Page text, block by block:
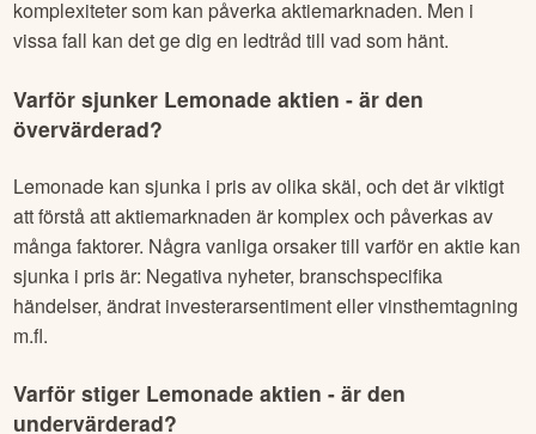
nyheter. Även om nyheter och händelser ofta har en
komplexiteter som kan påverka aktiemarknaden. Men i
vissa fall kan det ge dig en ledtråd till vad som hänt.
Varför sjunkerLemonadeaktien - är den
övervärderad?
Lemonadekan sjunka i pris av olika skäl, och det är viktigt
att förstå att aktiemarknaden är komplex och påverkas av
många faktorer. Några vanliga orsaker till varför en aktie kan
händelser, ändrat investerarsentiment eller vinsthemtagning
m.fl.